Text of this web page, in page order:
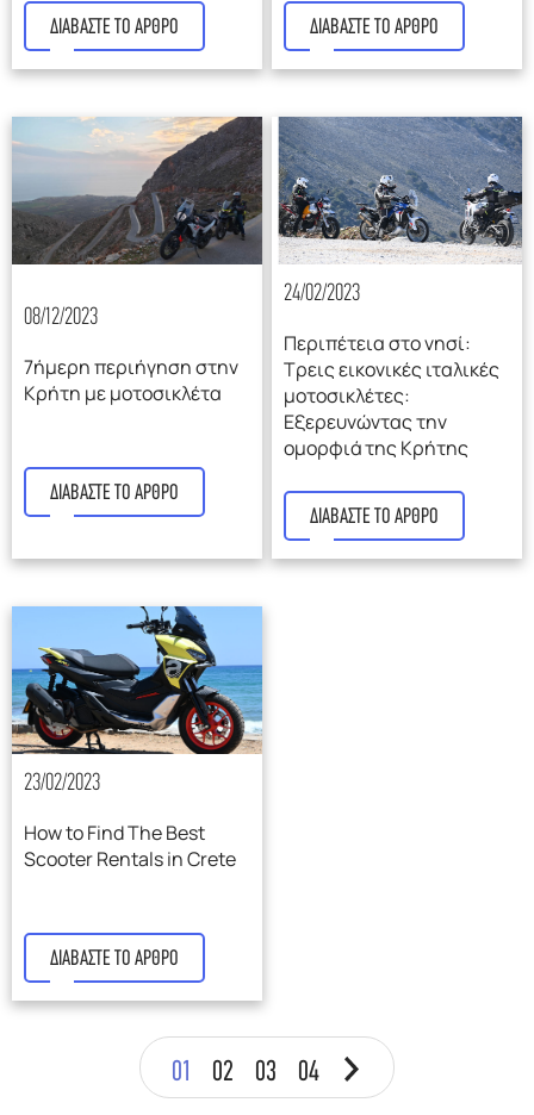
ΔΙΑΒΑΣΤΕ ΤΟ ΑΡΘΡΟ ΔΙΑΒΑΣΤΕ ΤΟ ΑΡΘΡΟ
08/12/2023
7ήμερη περιήγηση στην
Κρήτη με μοτοσικλέτα
ΔΙΑΒΑΣΤΕ ΤΟ ΑΡΘΡΟ
24/02/2023
Περιπέτεια στο νησί:
Τρεις εικονικές ιταλικές
μοτοσικλέτες:
Εξερευνώντας την
ομορφιά της Κρήτης
ΔΙΑΒΑΣΤΕ ΤΟ ΑΡΘΡΟ
23/02/2023
How to Find The Best
Scooter Rentals in Crete
ΔΙΑΒΑΣΤΕ ΤΟ ΑΡΘΡΟ
01 02 03 04